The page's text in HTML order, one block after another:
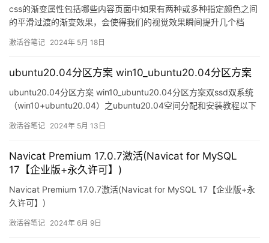
css的渐变属性包括哪些内容页面中如果有两种或多种指定颜色之间
的平滑过渡的渐变效果，会使得我们的视觉效果瞬间提升几个档
的渐变效果。目前CSS渐变属性有六个，分别为:linear-gradie
激活谷笔记 2024年 5月 18日
ubuntu20.04分区方案 win10_ubuntu20.04分区方案
ubuntu20.04分区方案 win10_ubuntu20.04分区方案双ssd双系统
（win10+ubuntu20.04）之ubuntu20.04空间分配和安装教程以下
你有一台支持UEFI和GPT分区的计算机。
激活谷笔记 2024年 5月 13日
Navicat Premium 17.0.7激活(Navicat for MySQL
17【企业版+永久许可】)
Navicat Premium 17.0.7激活(Navicat for MySQL 17【企业版+永
久许可】)
激活谷笔记 2024年 6月 9日